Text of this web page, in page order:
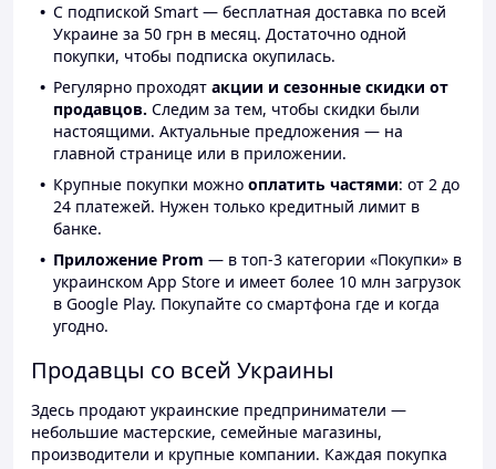
С подпиской Smart — бесплатная доставка по всей
Украине за 50 грн в месяц. Достаточно одной
покупки, чтобы подписка окупилась.
Регулярно проходят акции и сезонные скидки от
продавцов. Следим за тем, чтобы скидки были
настоящими. Актуальные предложения — на
главной странице или в приложении.
Крупные покупки можно оплатить частями: от 2 до
24 платежей. Нужен только кредитный лимит в
банке.
Приложение Prom — в топ-3 категории «Покупки» в
украинском App Store и имеет более 10 млн загрузок
в Google Play. Покупайте со смартфона где и когда
угодно.
Продавцы со всей Украины
Здесь продают украинские предприниматели —
небольшие мастерские, семейные магазины,
производители и крупные компании. Каждая покупка